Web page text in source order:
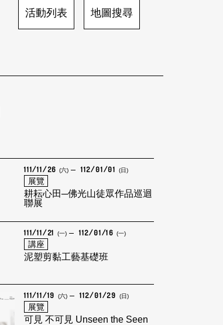
活動列表 地圖搜尋
111/11/26 (六) 112/01/01 (日)
展覽
耕耘心田─佛光山徒眾作品巡迴
聯展
111/11/21 (一) 112/01/16 (一)
講座
泥塑剪黏工藝基礎班
111/11/19 (六) 112/01/29 (日)
展覽
可見 不可見 Unseen the Seen